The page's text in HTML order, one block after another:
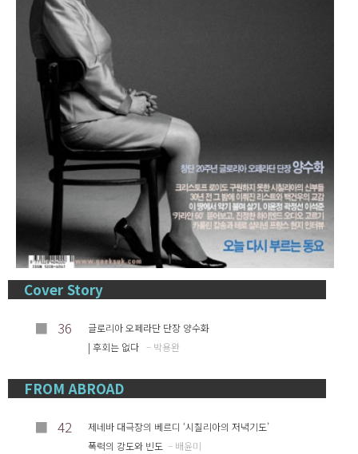
Cover Story
■ 36
글로리아 오페라단 단장 양수화
| 후회는 없다 – 박용완
FROM ABROAD
■ 42
제네바 대극장의 베르디 ‘시칠리아의 저녁기도’
폭력의 강도와 빈도 – 배윤미